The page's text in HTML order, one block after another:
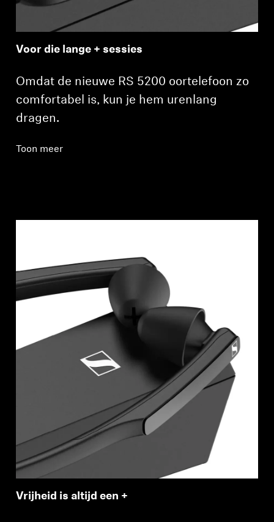
Voor die lange + sessies
Omdat de nieuwe RS 5200 oortelefoon zo
comfortabel is, kun je hem urenlang
dragen.
Toon meer
Vrijheid is altijd een +